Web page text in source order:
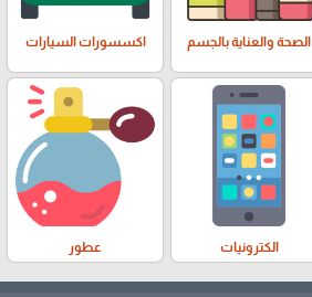
الصحة والعناية بالجسم اكسسورات السيارات
الكترونيات عطور